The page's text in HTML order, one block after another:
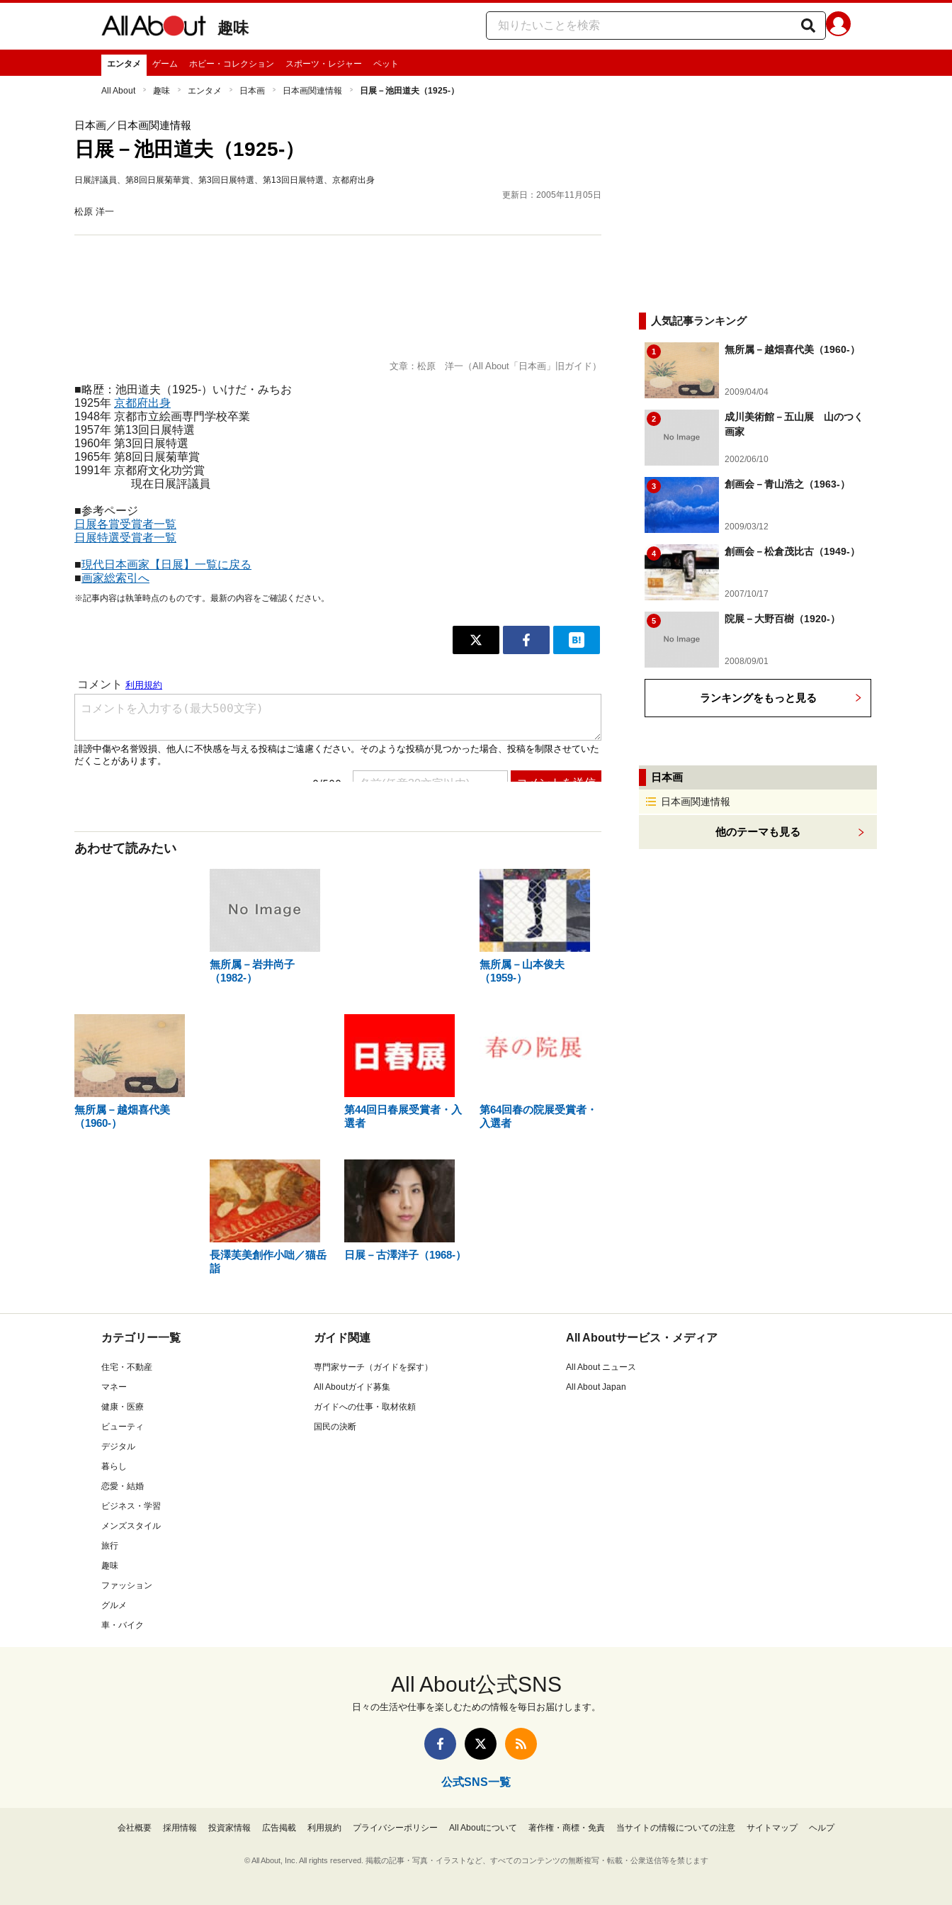
趣味
エンタメ ゲーム ホビー・コレクション スポーツ・レジャー ペット
All About 趣味 エンタメ 日本画 日本画関連情報 日展－池田道夫（1925-）
日本画／日本画関連情報
日展－池田道夫（1925-）
日展評議員、第8回日展菊華賞、第3回日展特選、第13回日展特選、京都府出身
更新日：2005年11月05日
松原 洋一
文章：松原 洋一（All About「日本画」旧ガイド）
■略歴：池田道夫（1925-）いけだ・みちお
1925年 京都府出身
1948年 京都市立絵画専門学校卒業
1957年 第13回日展特選
1960年 第3回日展特選
1965年 第8回日展菊華賞
1991年 京都府文化功労賞
現在日展評議員
■参考ページ
日展各賞受賞者一覧
日展特選受賞者一覧
■現代日本画家【日展】一覧に戻る
■画家総索引へ
※記事内容は執筆時点のものです。最新の内容をご確認ください。
あわせて読みたい
無所属－岩井尚子
（1982-）
無所属－山本俊夫
（1959-）
無所属－越畑喜代美
（1960-）
第44回日春展受賞者・入
選者
第64回春の院展受賞者・
入選者
長澤芙美創作小咄／猫岳
詣
日展－古澤洋子（1968-）
人気記事ランキング
1 無所属－越畑喜代美（1960-）
2009/04/04
2
成川美術館－五山展 山のつく
画家
2002/06/10
3 創画会－青山浩之（1963-）
2009/03/12
4 創画会－松倉茂比古（1949-）
2007/10/17
5 院展－大野百樹（1920-）
2008/09/01
ランキングをもっと見る
日本画
日本画関連情報
他のテーマも見る
カテゴリー一覧
住宅・不動産
マネー
健康・医療
ビューティ
デジタル
暮らし
恋愛・結婚
ビジネス・学習
メンズスタイル
旅行
趣味
ファッション
グルメ
車・バイク
ガイド関連
専門家サーチ（ガイドを探す）
All Aboutガイド募集
ガイドへの仕事・取材依頼
国民の決断
All Aboutサービス・メディア
All About ニュース
All About Japan
All About公式SNS
日々の生活や仕事を楽しむための情報を毎日お届けします。
公式SNS一覧
会社概要 採用情報 投資家情報 広告掲載 利用規約 プライバシーポリシー All Aboutについて 著作権・商標・免責 当サイトの情報についての注意 サイトマップ ヘルプ
© All About, Inc. All rights reserved. 掲載の記事・写真・イラストなど、すべてのコンテンツの無断複写・転載・公衆送信等を禁じます